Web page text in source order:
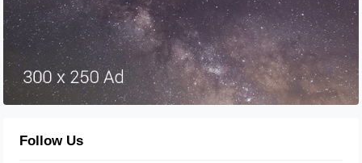
Follow Us